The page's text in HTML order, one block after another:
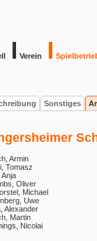
Verein
Sonstiges
Armin
Tomasz
Anja
Oliver
Michael
Uwe
Alexander
Martin
Nicolai